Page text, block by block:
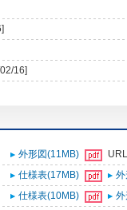
16]
外形図(11MB)
URL
仕様表(17MB)
仕様表(10MB)